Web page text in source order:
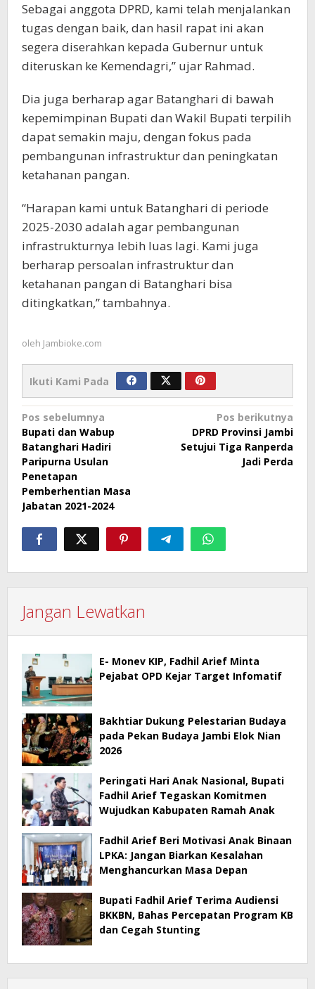
Sebagai anggota DPRD, kami telah menjalankan
tugas dengan baik, dan hasil rapat ini akan
segera diserahkan kepada Gubernur untuk
diteruskan ke Kemendagri,” ujar Rahmad.
Dia juga berharap agar Batanghari di bawah
kepemimpinan Bupati dan Wakil Bupati terpilih
dapat semakin maju, dengan fokus pada
pembangunan infrastruktur dan peningkatan
ketahanan pangan.
“Harapan kami untuk Batanghari di periode
2025-2030 adalah agar pembangunan
infrastrukturnya lebih luas lagi. Kami juga
berharap persoalan infrastruktur dan
ketahanan pangan di Batanghari bisa
ditingkatkan,” tambahnya.
oleh Jambioke.com
Ikuti Kami Pada
Navigasi
pos
Pos sebelumnya
Bupati dan Wabup
Batanghari Hadiri
Paripurna Usulan
Penetapan
Pemberhentian Masa
Jabatan 2021-2024
Pos berikutnya
DPRD Provinsi Jambi
Setujui Tiga Ranperda
Jadi Perda
Jangan Lewatkan
E- Monev KIP, Fadhil Arief Minta
Pejabat OPD Kejar Target Infomatif
Bakhtiar Dukung Pelestarian Budaya
pada Pekan Budaya Jambi Elok Nian
2026
Peringati Hari Anak Nasional, Bupati
Fadhil Arief Tegaskan Komitmen
Wujudkan Kabupaten Ramah Anak
Fadhil Arief Beri Motivasi Anak Binaan
LPKA: Jangan Biarkan Kesalahan
Menghancurkan Masa Depan
Bupati Fadhil Arief Terima Audiensi
BKKBN, Bahas Percepatan Program KB
dan Cegah Stunting